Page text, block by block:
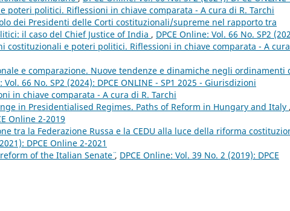
poteri politici. Riflessioni in chiave comparata - A cura di R. Tarchi
dei Presidenti delle Corti costituzionali/supreme nel rapporto tra
il caso del Chief Justice of India , DPCE Online: Vol. 66 No. SP2
costituzionali e poteri politici. Riflessioni in chiave comparata - A
e comparazione. Nuove tendenze e dinamiche negli ordinamenti
Vol. 66 No. SP2 (2024): DPCE ONLINE - SP1 2025 - Giurisdizioni
in chiave comparata - A cura di R. Tarchi
in Presidentialised Regimes. Paths of Reform in Hungary and Italy ,
Online 2-2019
tra la Federazione Russa e la CEDU alla luce della riforma
DPCE Online 2-2021
of the Italian Senate¨, DPCE Online: Vol. 39 No. 2 (2019): DPCE